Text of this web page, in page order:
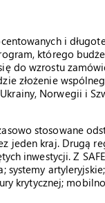
i
którego
do wzrostu
złożenie
Norwegii i
stosowane
jeden kraj. Drugą
inwestycji. Z
krytycznej;